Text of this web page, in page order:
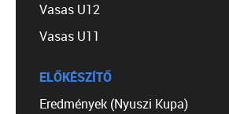
Vasas U12
Vasas U11
ELŐKÉSZÍTŐ
Eredmények (Nyuszi Kupa)